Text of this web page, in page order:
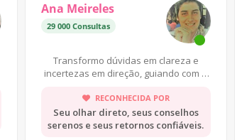
Ana Meireles
29 000 Consultas
Transformo dúvidas em clareza e
incertezas em direção, guiando com o
RECONHECIDA POR
Seu olhar direto, seus conselhos
serenos e seus retornos confiáveis.
Especialista Top·18 000